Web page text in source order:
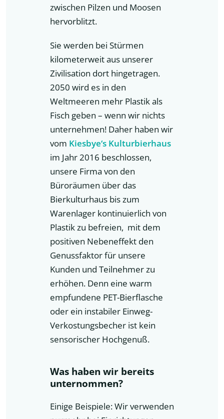
zwischen Pilzen und Moosen
hervorblitzt.
Sie werden bei Stürmen
kilometerweit aus unserer
Zivilisation dort hingetragen.
2050 wird es in den
Weltmeeren mehr Plastik als
Fisch geben – wenn wir nichts
unternehmen! Daher haben wir
vom Kiesbye‘s Kulturbierhaus
im Jahr 2016 beschlossen,
unsere Firma von den
Büroräumen über das
Bierkulturhaus bis zum
Warenlager kontinuierlich von
Plastik zu befreien, mit dem
positiven Nebeneffekt den
Genussfaktor für unsere
Kunden und Teilnehmer zu
erhöhen. Denn eine warm
empfundene PET-Bierflasche
oder ein instabiler Einweg-
Verkostungsbecher ist kein
sensorischer Hochgenuß.
Was haben wir bereits
unternommen?
Einige Beispiele: Wir verwenden